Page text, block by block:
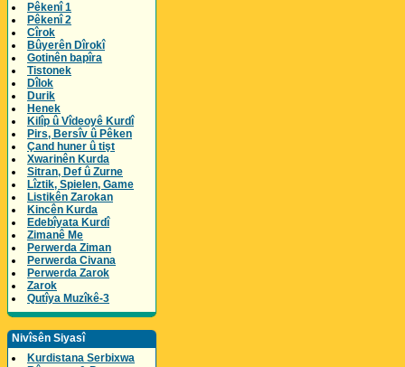
Pêkenî 1
Pêkenî 2
Cîrok
Bûyerên Dîrokî
Gotinên bapîra
Tistonek
Dîlok
Durik
Henek
Kilîp û Vîdeoyê Kurdî
Pirs, Bersîv û Pêken
Çand huner û tişt
Xwarinên Kurda
Sitran, Def û Zurne
Lîztik, Spielen, Game
Listikên Zarokan
Kincên Kurda
Edebîyata Kurdî
Zimanê Me
Perwerda Ziman
Perwerda Civana
Perwerda Zarok
Zarok
Qutîya Muzîkê-3
Nivîsên Siyasî
Kurdistana Serbixwa